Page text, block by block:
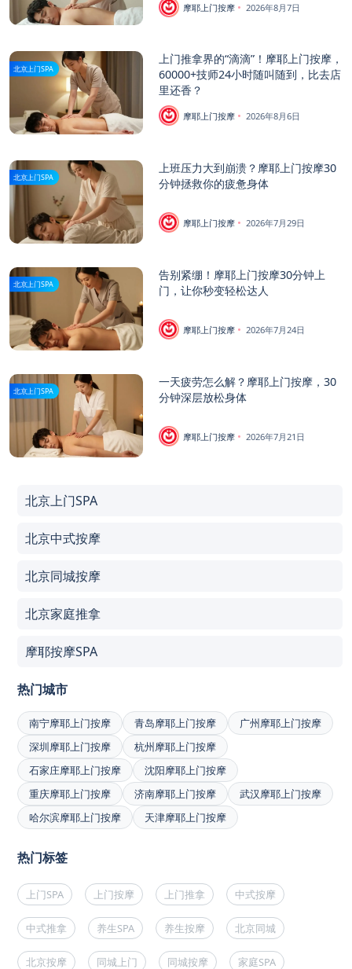
摩耶上门按摩 2026年8月7日
北京上门SPA
上门推拿界的“滴滴”！摩耶上门按摩，
60000+技师24小时随叫随到，比去店
里还香？
摩耶上门按摩 2026年8月6日
北京上门SPA
上班压力大到崩溃？摩耶上门按摩30
分钟拯救你的疲惫身体
摩耶上门按摩 2026年7月29日
北京上门SPA
告别紧绷！摩耶上门按摩30分钟上
门，让你秒变轻松达人
摩耶上门按摩 2026年7月24日
北京上门SPA
一天疲劳怎么解？摩耶上门按摩，30
分钟深层放松身体
摩耶上门按摩 2026年7月21日
北京上门SPA
北京中式按摩
北京同城按摩
北京家庭推拿
摩耶按摩SPA
热门城市
南宁摩耶上门按摩 青岛摩耶上门按摩
广州摩耶上门按摩
深圳摩耶上门按摩
杭州摩耶上门按摩
石家庄摩耶上门按摩
沈阳摩耶上门按摩
重庆摩耶上门按摩
济南摩耶上门按摩
武汉摩耶上门按摩
哈尔滨摩耶上门按摩
天津摩耶上门按摩
热门标签
上门SPA 上门按摩 上门推拿 中式按摩
中式推拿 养生SPA 养生按摩 北京同城
北京按摩 同城上门 同城按摩 家庭SPA